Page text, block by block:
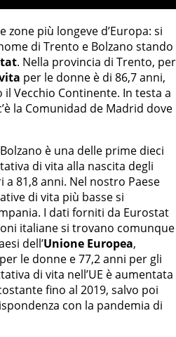
zone più longeve d’Europa: si
di Trento e Bolzano stando
. Nella provincia di Trento, per
per le donne è di 86,7 anni,
Vecchio Continente. In testa a
la Comunidad de Madrid dove
è una delle prime dieci
di vita alla nascita degli
81,8 anni. Nel nostro Paese
di vita più basse si
I dati forniti da Eurostat
italiane si trovano comunque
dell’Unione Europea,
le donne e 77,2 anni per gli
di vita nell’UE è aumentata
fino al 2019, salvo poi
con la pandemia di